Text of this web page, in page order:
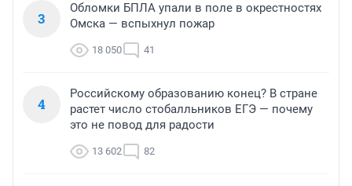
3
Обломки БПЛА упали в поле в окрестностях
Омска — вспыхнул пожар
18 050 41
4
Российскому образованию конец? В стране
растет число стобалльников ЕГЭ — почему
это не повод для радости
13 602 82